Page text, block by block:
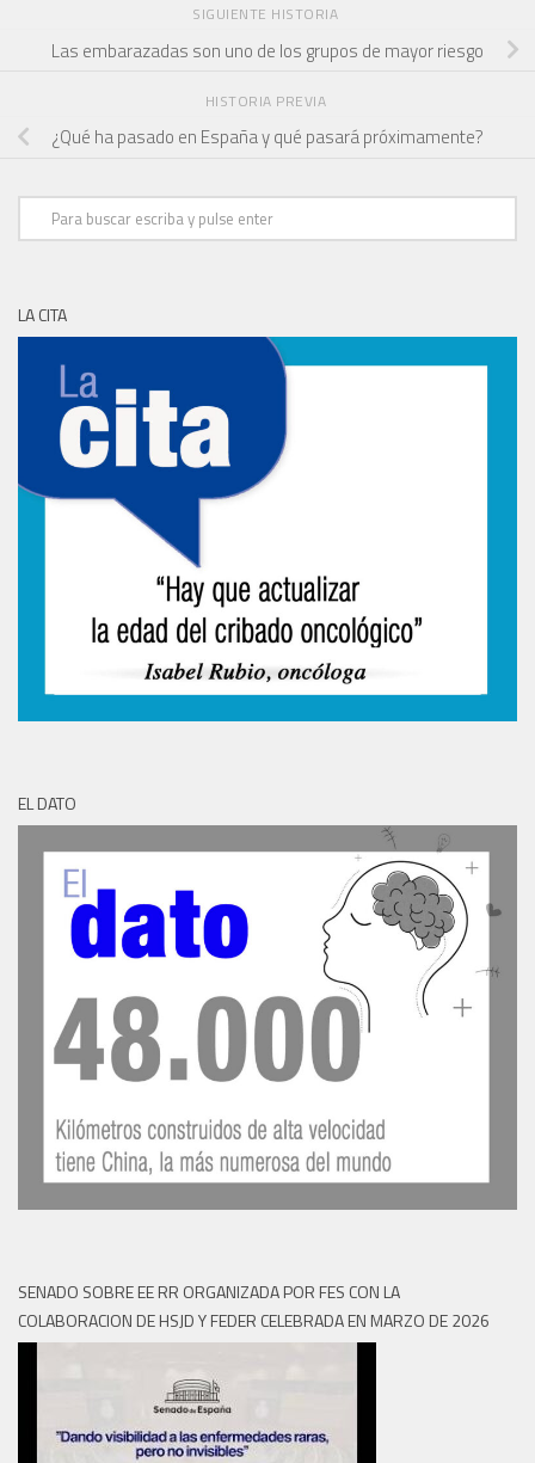
SIGUIENTE HISTORIA
Las embarazadas son uno de los grupos de mayor riesgo
HISTORIA PREVIA
¿Qué ha pasado en España y qué pasará próximamente?
LA CITA
EL DATO
SENADO SOBRE EE RR ORGANIZADA POR FES CON LA
COLABORACION DE HSJD Y FEDER CELEBRADA EN MARZO DE 2026